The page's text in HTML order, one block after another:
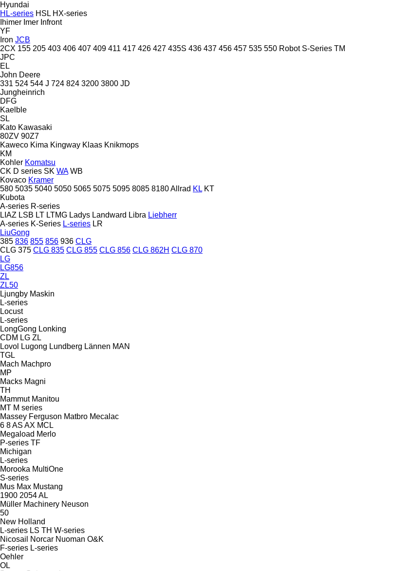
Hyundai
HL-series HSL HX-series
Ihimer Imer Infront
YF
Iron JCB
2CX 155 205 403 406 407 409 411 417 426 427 435S 436 437 456 457 535 550 Robot S-Series TM
JPC
EL
John Deere
331 524 544 J 724 824 3200 3800 JD
Jungheinrich
DFG
Kaelble
SL
Kato Kawasaki
80ZV 90Z7
Kaweco Kima Kingway Klaas Knikmops
KM
Kohler Komatsu
CK D series SK WA WB
Kovaco Kramer
580 5035 5040 5050 5065 5075 5095 8085 8180Allrad KL KT
Kubota
A-series R-series
LIAZ LSB LT LTMG Ladys Landward Libra Liebherr
A-series K-Series L-series LR
LiuGong
385 836 855 856 936 CLG
CLG 375 CLG 835 CLG 855 CLG 856 CLG 862H CLG 870
LG
LG856
ZL
ZL50
Ljungby Maskin
L-series
Locust
L-series
LongGong Lonking
CDM LG ZL
Lovol
Lugong Lundberg Lännen MAN
TGL
Mach Machpro
MP
Macks Magni
TH
Mammut Manitou
MT M series
Massey Ferguson Matbro Mecalac
6 8AS AX MCL
Megaload Merlo
P-series TF
Michigan
L-series
Morooka MultiOne
S-series
Mus Max Mustang
1900 2054AL
Müller Machinery Neuson
50
New Holland
L-series LS TH W-series
Nicosail
Norcar Nuoman O&K
F-series L-series
Oehler
OL